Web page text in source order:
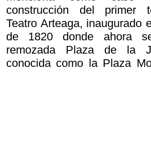
construcción del primer
Teatro Arteaga, inaugurado
de 1820 donde ahora
remozada Plaza de la
conocida como la Plaza